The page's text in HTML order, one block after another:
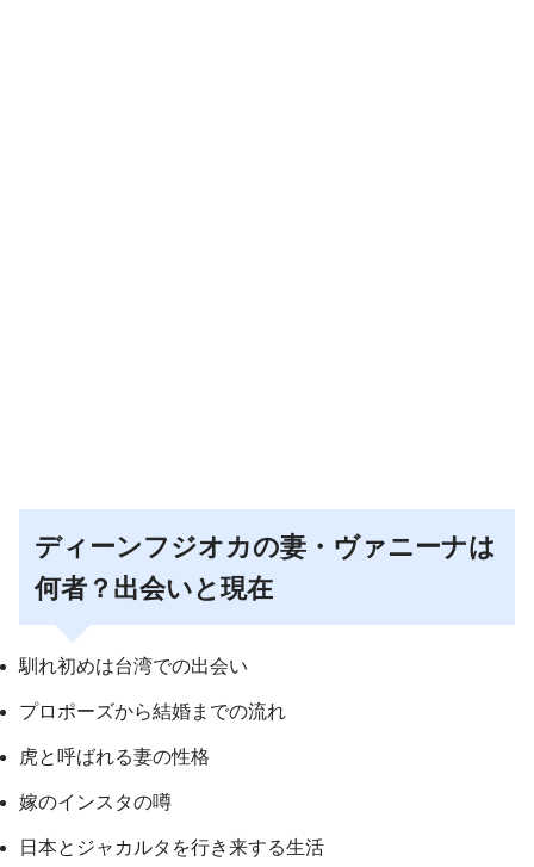
ディーンフジオカの妻・ヴァニーナは
何者？出会いと現在
馴れ初めは台湾での出会い
プロポーズから結婚までの流れ
虎と呼ばれる妻の性格
嫁のインスタの噂
日本とジャカルタを行き来する生活